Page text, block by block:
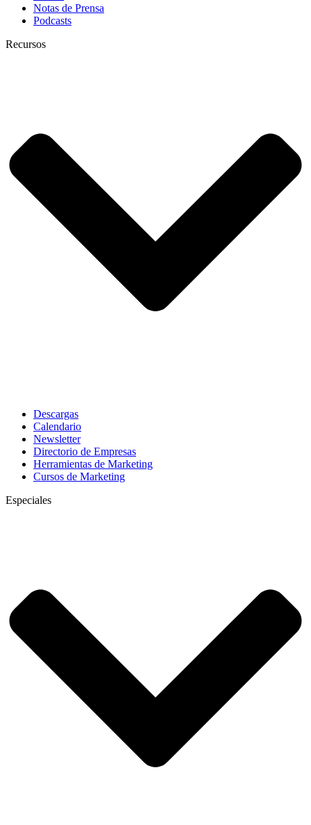
Notas de Prensa
Podcasts
Recursos
Descargas
Calendario
Newsletter
Directorio de Empresas
Herramientas de Marketing
Cursos de Marketing
Especiales